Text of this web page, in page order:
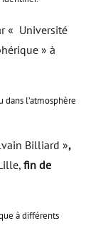
« Université
» à
dans l’atmosphère
Billiard »,
fin de
à différents